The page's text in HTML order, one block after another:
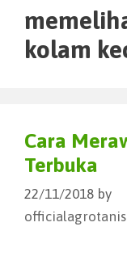
kolam
Cara
Terbuka
22/11/2018 by